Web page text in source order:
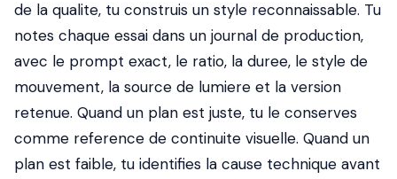
de la qualite, tu construis un style reconnaissable. Tu
notes chaque essai dans un journal de production,
avec le prompt exact, le ratio, la duree, le style de
mouvement, la source de lumiere et la version
retenue. Quand un plan est juste, tu le conserves
comme reference de continuite visuelle. Quand un
plan est faible, tu identifies la cause technique avant